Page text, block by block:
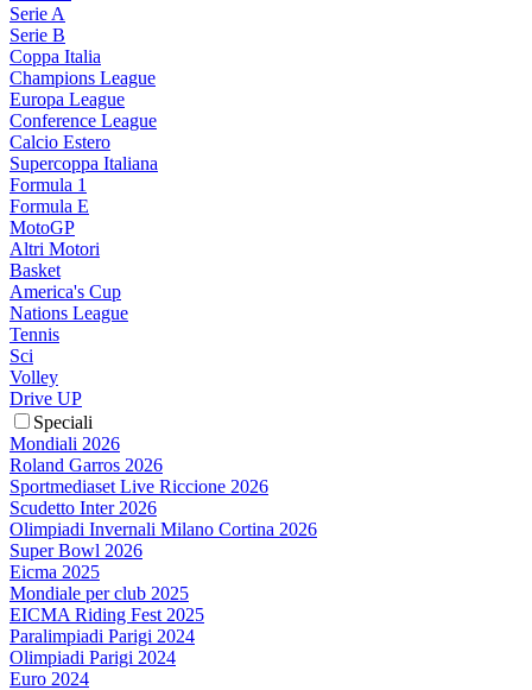
Serie A
Serie B
Coppa Italia
Champions League
Europa League
Conference League
Calcio Estero
Supercoppa Italiana
Formula 1
Formula E
MotoGP
Altri Motori
Basket
America's Cup
Nations League
Tennis
Sci
Volley
Drive UP
Speciali
Mondiali 2026
Roland Garros 2026
Sportmediaset Live Riccione 2026
Scudetto Inter 2026
Olimpiadi Invernali Milano Cortina 2026
Super Bowl 2026
Eicma 2025
Mondiale per club 2025
EICMA Riding Fest 2025
Paralimpiadi Parigi 2024
Olimpiadi Parigi 2024
Euro 2024